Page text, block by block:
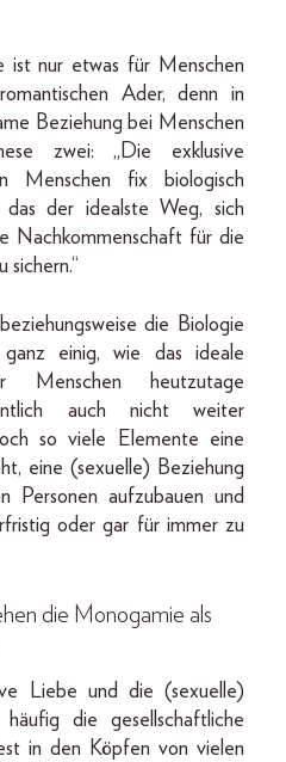
ist nur etwas für Menschen
Ader, denn in
Beziehung bei Menschen
zwei: „Die exklusive
Menschen fix biologisch
das der idealste Weg, sich
Nachkommenschaft für die
sichern.“
die Biologie
einig, wie das ideale
Menschen heutzutage
auch nicht weiter
so viele Elemente eine
eine (sexuelle) Beziehung
Personen aufzubauen und
oder gar für immer zu
die Monogamie als
Liebe und die (sexuelle)
die gesellschaftliche
in den Köpfen von vielen